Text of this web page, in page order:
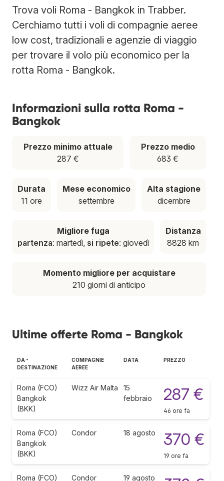
Trova voli Roma - Bangkok in Trabber.
Cerchiamo tutti i voli di compagnie aeree
low cost, tradizionali e agenzie di viaggio
per trovare il volo più economico per la
rotta Roma - Bangkok.
Informazioni sulla rotta Roma -
Bangkok
Prezzo minimo attuale
287 €
Prezzo medio
683 €
Durata
11 ore
Mese economico
settembre
Alta stagione
dicembre
Migliore fuga
partenza: martedì, si ripete: giovedì
Distanza
8828 km
Momento migliore per acquistare
210 giorni di anticipo
Ultime offerte Roma - Bangkok
DA -
DESTINAZIONE
COMPAGNIE
AEREE
DATA PREZZO
Roma (FCO)
Bangkok
(BKK)
Wizz Air Malta
15
febbraio
287 €
46 ore fa
Roma (FCO)
Bangkok
(BKK)
Condor 18 agosto 370 €
19 ore fa
Roma (FCO) Condor 19 agosto